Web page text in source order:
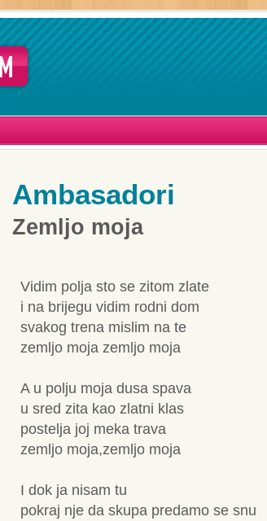
Ambasadori
Zemljo moja
Vidim polja sto se zitom zlate
i na brijegu vidim rodni dom
svakog trena mislim na te
zemljo moja zemljo moja
A u polju moja dusa spava
u sred zita kao zlatni klas
postelja joj meka trava
zemljo moja,zemljo moja
I dok ja nisam tu
pokraj nje da skupa predamo se snu